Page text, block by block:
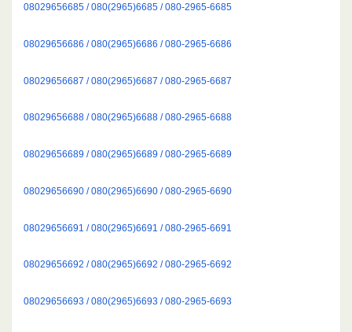
08029656685 / 080(2965)6685 / 080-2965-6685
08029656686 / 080(2965)6686 / 080-2965-6686
08029656687 / 080(2965)6687 / 080-2965-6687
08029656688 / 080(2965)6688 / 080-2965-6688
08029656689 / 080(2965)6689 / 080-2965-6689
08029656690 / 080(2965)6690 / 080-2965-6690
08029656691 / 080(2965)6691 / 080-2965-6691
08029656692 / 080(2965)6692 / 080-2965-6692
08029656693 / 080(2965)6693 / 080-2965-6693